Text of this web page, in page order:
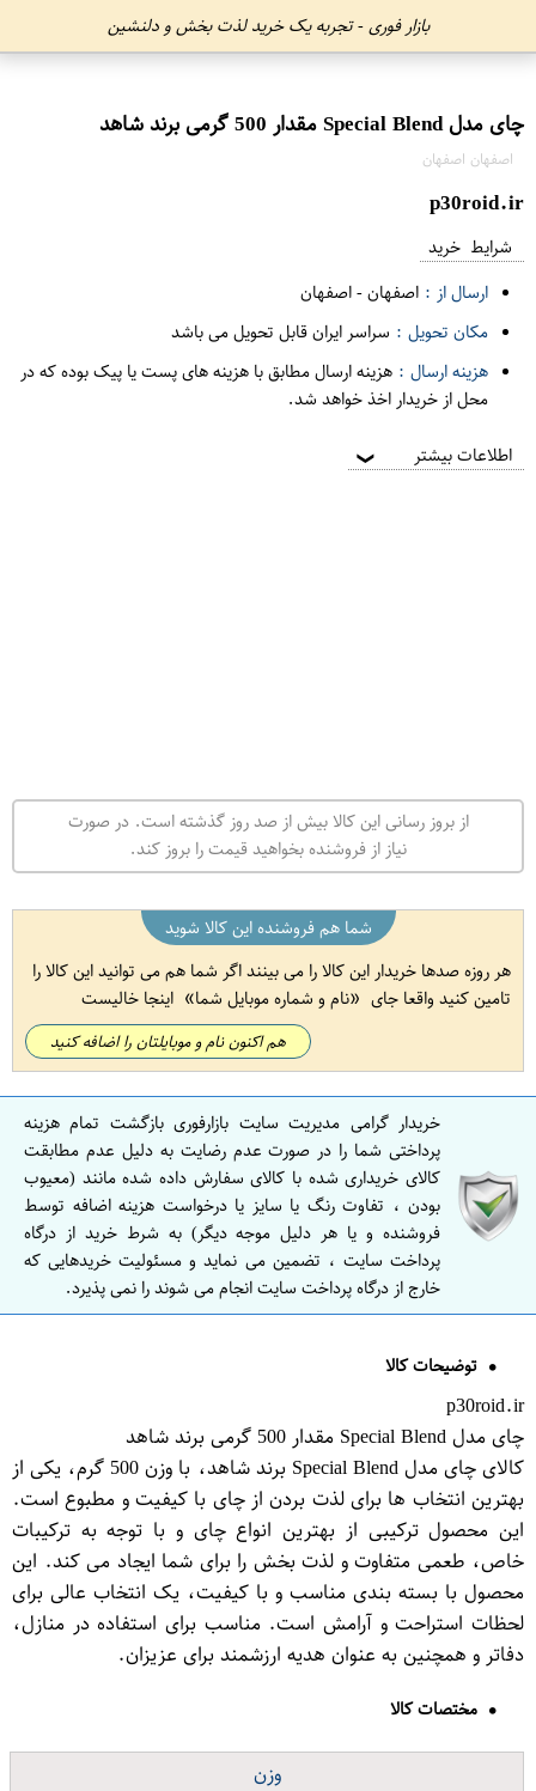
بازار فوری - تجربه یک خرید لذت بخش و دلنشین
چای مدل Special Blend مقدار 500 گرمی برند شاهد
اصفهان اصفهان
p30roid.ir
شرایط خرید
ارسال از : اصفهان-اصفهان
مکان تحویل : سراسر ایران قابل تحویل می باشد
هزینه ارسال : هزینه ارسال مطابق با هزینه های پست یا پیک بوده که در
محل از خریدار اخذ خواهد شد.
اطلاعات بیشتر ❯
از بروز رسانی این کالا بیش از صد روز گذشته است. در صورت
نیاز از فروشنده بخواهید قیمت را بروز کند.
شما هم فروشنده این کالا شوید
هر روزه صدها خریدار این کالا را می بینند اگر شما هم می توانید این کالا را
تامین کنید واقعا جای
نام و شماره موبایل شما اینجا خالیست
هم اکنون نام و موبایلتان را اضافه کنید
خریدار گرامی مدیریت سایت بازارفوری بازگشت تمام هزینه
پرداختی شما را در صورت عدم رضایت به دلیل عدم مطابقت
کالای خریداری شده با کالای سفارش داده شده مانند (معیوب
بودن ، تفاوت رنگ یا سایز یا درخواست هزینه اضافه توسط
فروشنده و یا هر دلیل موجه دیگر) به شرط خرید از درگاه
پرداخت سایت ، تضمین می نماید و مسئولیت خریدهایی که
خارج از درگاه پرداخت سایت انجام می شوند را نمی پذیرد.
توضیحات کالا
p30roid.ir
چای مدل Special Blend مقدار 500 گرمی برند شاهد
کالای چای مدل Special Blend برند شاهد، با وزن 500 گرم، یکی از
بهترین انتخاب ها برای لذت بردن از چای با کیفیت و مطبوع است.
این محصول ترکیبی از بهترین انواع چای و با توجه به ترکیبات
خاص، طعمی متفاوت و لذت بخش را برای شما ایجاد می کند. این
محصول با بسته بندی مناسب و با کیفیت، یک انتخاب عالی برای
لحظات استراحت و آرامش است. مناسب برای استفاده در منازل،
دفاتر و همچنین به عنوان هدیه ارزشمند برای عزیزان.
مختصات کالا
وزن